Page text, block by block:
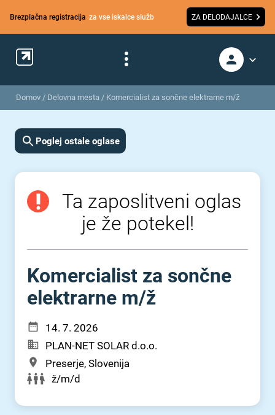
Brezplačna registracija za vse iskalce služb ZA DELODAJALCE
Domov / Delovna mesta / Komercialist za sončne elektrarne m/ž
Poglej ostale oglase
Ta zaposlitveni oglas
je že potekel!
Komercialist za sončne
elektrarne m⁠/⁠ž
14. 7. 2026
PLAN-NET SOLAR d.o.o.
Preserje, Slovenija
ž/m/d